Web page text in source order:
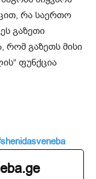
რა საერთო
გაზეთი
გაზეთს მისი
ფუნქცია